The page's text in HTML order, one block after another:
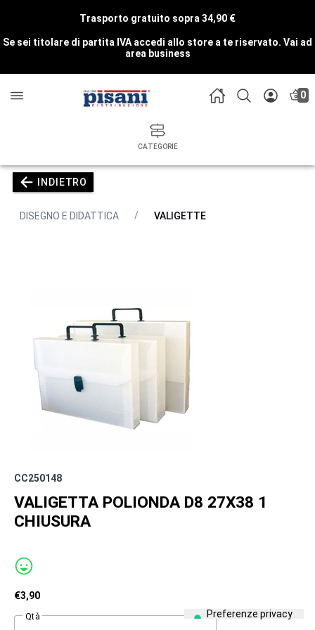
Trasporto gratuito sopra 34,90 €
Se sei titolare di partita IVA accedi allo store a te riservato. Vai ad
area business
0
CATEGORIE
INDIETRO
DISEGNO E DIDATTICA VALIGETTE
CC250148
VALIGETTA POLIONDA D8 27X38 1
CHIUSURA
€3,90
Qtà